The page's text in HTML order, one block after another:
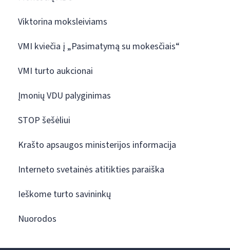
Viktorina moksleiviams
VMI kviečia į „Pasimatymą su mokesčiais“
VMI turto aukcionai
Įmonių VDU palyginimas
STOP šešėliui
Krašto apsaugos ministerijos informacija
Interneto svetainės atitikties paraiška
Ieškome turto savininkų
Nuorodos